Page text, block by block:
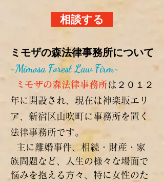
相談する
ミモザの森法律事務所について
​~Mimosa Forest Law Firm~
ミモザの森法律事務所は２０１２
年に開設され、現在は神楽坂エリ
ア、新宿区山吹町に事務所を置く
法律事務所です。
主に離婚事件、相続・財産・家
族問題など、人生の様々な場面で
悩みを抱える方々、特に女性のた